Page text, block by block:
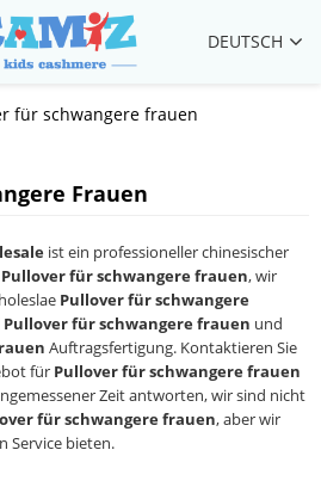
DEUTSCH
für schwangere frauen
Frauen
ist ein professioneller chinesischer
Pullover für schwangere frauen, wir
Pullover für schwangere
Pullover für schwangere frauen und
Auftragsfertigung. Kontaktieren Sie
für Pullover für schwangere frauen
Zeit antworten, wir sind nicht
für schwangere frauen, aber wir
Service bieten.